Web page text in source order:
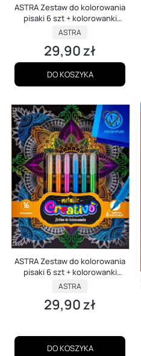
ASTRA Zestaw do kolorowania
pisaki 6 szt + kolorowanki
Animals
PRODUCENT
ASTRA
Cena
29,90 zł
DO KOSZYKA
ASTRA Zestaw do kolorowania
pisaki 6 szt + kolorowanki
Mandala Art
PRODUCENT
ASTRA
Cena
29,90 zł
DO KOSZYKA